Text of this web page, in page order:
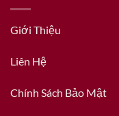
Giới Thiệu
Liên Hệ
Chính Sách Bảo Mật